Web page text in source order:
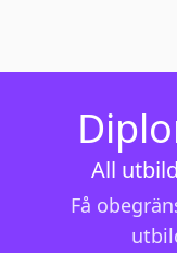
All
Få